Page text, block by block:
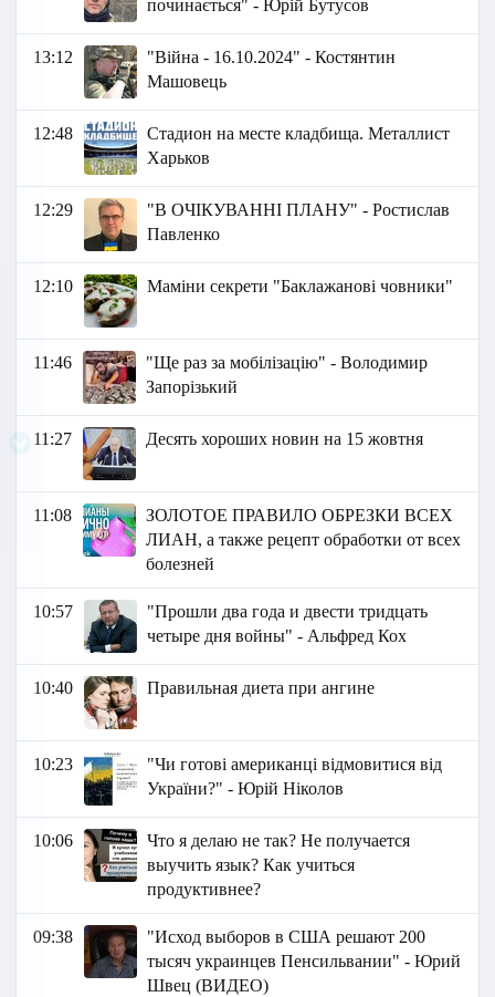
починається" - Юрій Бутусов
13:12
"Війна - 16.10.2024" - Костянтин
Машовець
12:48
Стадион на месте кладбища. Металлист
Харьков
12:29
"В ОЧІКУВАННІ ПЛАНУ" - Ростислав
Павленко
12:10 Маміни секрети "Баклажанові човники"
11:46
"Ще раз за мобілізацію" - Володимир
Запорізький
11:27 Десять хороших новин на 15 жовтня
11:08
ЗОЛОТОЕ ПРАВИЛО ОБРЕЗКИ ВСЕХ
ЛИАН, а также рецепт обработки от всех
болезней
10:57
"Прошли два года и двести тридцать
четыре дня войны" - Альфред Кох
10:40 Правильная диета при ангине
10:23
"Чи готові американці відмовитися від
України?" - Юрій Ніколов
10:06
Что я делаю не так? Не получается
выучить язык? Как учиться
продуктивнее?
09:38
"Исход выборов в США решают 200
тысяч украинцев Пенсильвании" - Юрий
Швец (ВИДЕО)